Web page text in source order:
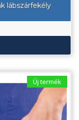
lábszárfekély
Új termék